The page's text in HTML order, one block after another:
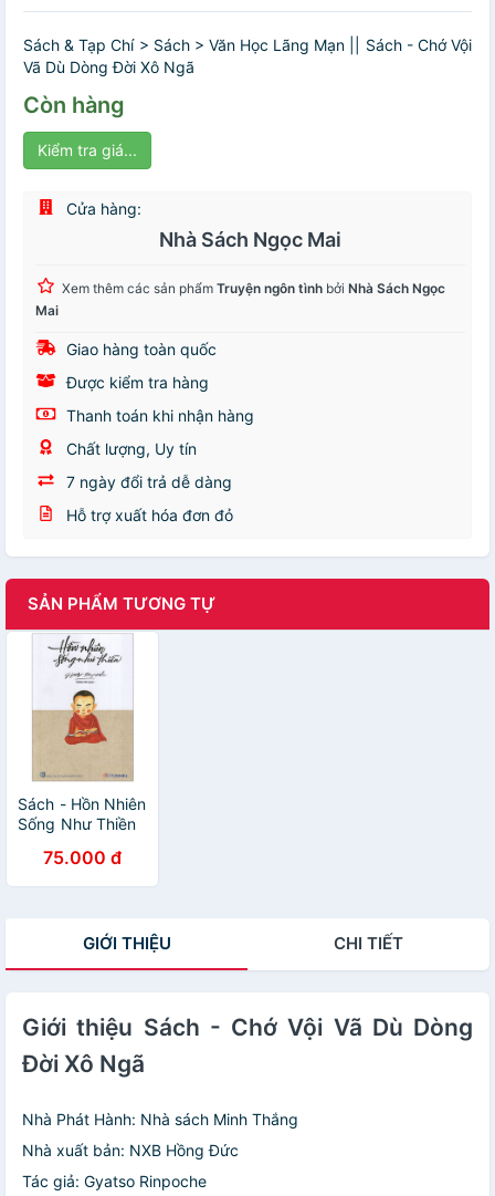
Sách & Tạp Chí > Sách > Văn Học Lãng Mạn || Sách - Chớ Vội
Vã Dù Dòng Đời Xô Ngã
Còn hàng
Kiểm tra giá...
Cửa hàng:
Nhà Sách Ngọc Mai
Xem thêm các sản phẩm Truyện ngôn tình bởi Nhà Sách Ngọc
Mai
Giao hàng toàn quốc
Được kiểm tra hàng
Thanh toán khi nhận hàng
Chất lượng, Uy tín
7 ngày đổi trả dễ dàng
Hỗ trợ xuất hóa đơn đỏ
SẢN PHẨM TƯƠNG TỰ
Sách - Hồn Nhiên
Sống Như Thiền
75.000 đ
GIỚI THIỆU CHI TIẾT
Giới thiệu Sách - Chớ Vội Vã Dù Dòng
Đời Xô Ngã
Nhà Phát Hành: Nhà sách Minh Thắng
Nhà xuất bản: NXB Hồng Đức
Tác giả: Gyatso Rinpoche